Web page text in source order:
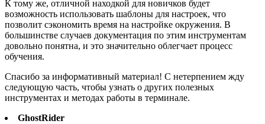
К тому же, отличной находкой для новичков будет
возможность использовать шаблоны для настроек, что
позволит сэкономить время на настройке окружения. В
большинстве случаев документация по этим инструментам
довольно понятна, и это значительно облегчает процесс
обучения.
Спасибо за информативный материал! С нетерпением жду
следующую часть, чтобы узнать о других полезных
инструментах и методах работы в терминале.
GhostRider